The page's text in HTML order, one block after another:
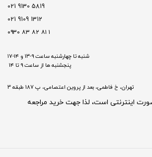
5819 9130 021
1312 9109 021
۱ ۸۱ ۸۲ ۸۳ ۰۹۳۰
شنبه تا چهارشنبه ساعت ۹-۱۳ و ۱۴-۱۷
پنجشنبه ها از ساعت ۹ تا ۱۴
تهران، خ فاطمی، بعد از پروین اعتصامی، پ 187 طبقه 3
اینترنتی است، لذا جهت خرید مراجعه